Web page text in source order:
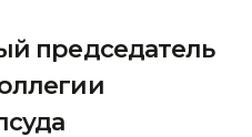
председатель